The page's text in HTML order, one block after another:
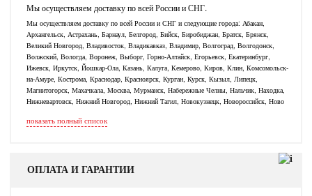
Мы осуществляем доставку по всей России и СНГ.
Мы осуществляем доставку по всей России и СНГ и следующие города: Абакан,
Архангельск, Астрахань, Барнаул, Белгород, Бийск, Биробиджан, Братск, Брянск,
Великий Новгород, Владивосток, Владикавказ, Владимир, Волгоград, Волгодонск,
Волжский, Вологда, Воронеж, Выборг, Горно-Алтайск, Егорьевск, Екатеринбург,
Ижевск, Иркутск, Йошкар-Ола, Казань, Калуга, Кемерово, Киров, Клин, Комсомольск-
на-Амуре, Кострома, Краснодар, Красноярск, Курган, Курск, Кызыл, Липецк,
Магнитогорск, Махачкала, Москва, Мурманск, Набережные Челны, Нальчик, Находка,
Нижневартовск, Нижний Новгород, Нижний Тагил, Новокузнецк, Новороссийск, Ново
показать полный список
ОПЛАТА И ГАРАНТИИ